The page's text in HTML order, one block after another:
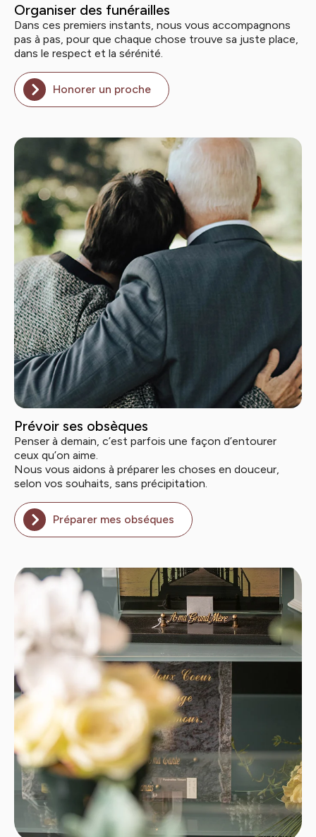
Organiser des funérailles
Dans ces premiers instants, nous vous accompagnons
pas à pas, pour que chaque chose trouve sa juste place,
dans le respect et la sérénité.
Honorer un proche
Prévoir ses obsèques
Penser à demain, c’est parfois une façon d’entourer
ceux qu’on aime.
Nous vous aidons à préparer les choses en douceur,
selon vos souhaits, sans précipitation.
Préparer mes obséques